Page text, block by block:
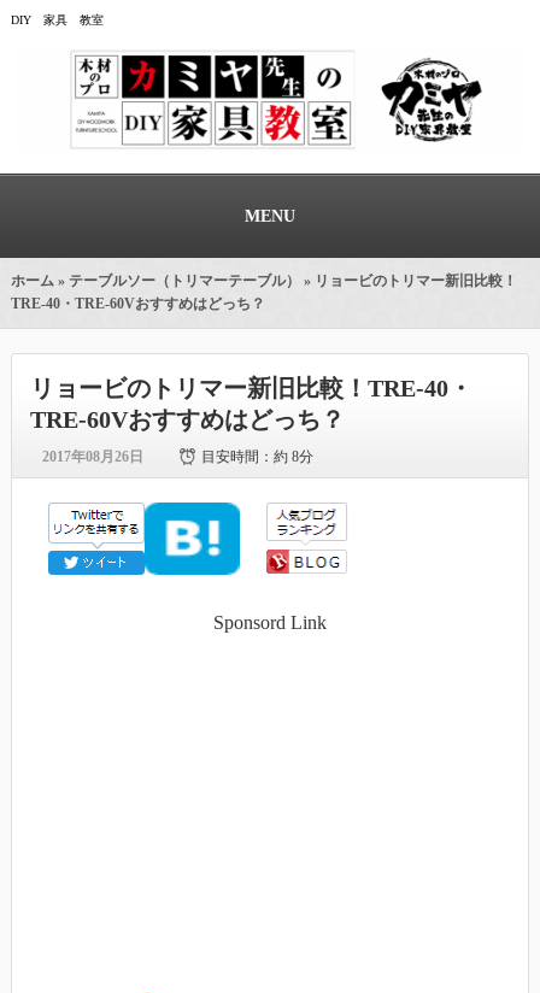
DIY 家具 教室
MENU
ホーム » テーブルソー（トリマーテーブル）
» リョービのトリマー新旧比較！
TRE-40・TRE-60Vおすすめはどっち？
リョービのトリマー新旧比較！TRE-40・
TRE-60Vおすすめはどっち？
2017年08月26日 目安時間：約 8分
Sponsord Link